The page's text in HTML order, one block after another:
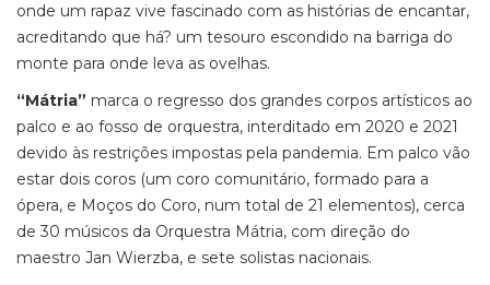
onde um rapaz vive fascinado com as histórias de encantar,
acreditando que há? um tesouro escondido na barriga do
monte para onde leva as ovelhas.
“Mátria” marca o regresso dos grandes corpos artísticos ao
palco e ao fosso de orquestra, interditado em 2020 e 2021
devido às restrições impostas pela pandemia. Em palco vão
estar dois coros (um coro comunitário, formado para a
ópera, e Moços do Coro, num total de 21 elementos), cerca
de 30 músicos da Orquestra Mátria, com direção do
maestro Jan Wierzba, e sete solistas nacionais.